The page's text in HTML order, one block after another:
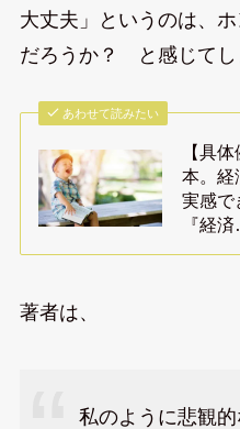
大丈夫」というのは、
だろうか？ と感じてし
あわせて読みたい
【具
本。経
実感で
『経
著者は、
私のように悲観的